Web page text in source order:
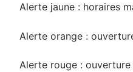
Alerte jaune : horaires
Alerte orange :
Alerte rouge : ouverture